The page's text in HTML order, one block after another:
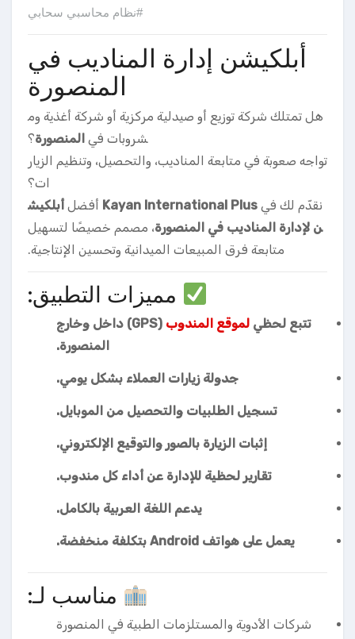
#نظام محاسبي سحابي
أبلكيشن إدارة المناديب في
المنصورة
هل تمتلك شركة توزيع أو صيدلية مركزية أو شركة أغذية وم
شروبات في المنصورة؟
تواجه صعوبة في متابعة المناديب، والتحصيل، وتنظيم الزيار
ات؟
نقدّم لك في Kayan International Plus أفضل أبلكيش
ن لإدارة المناديب في المنصورة، مصمم خصيصًا لتسهيل
متابعة فرق المبيعات الميدانية وتحسين الإنتاجية.
مميزات التطبيق:
تتبع لحظي لموقع المندوب
(GPS) داخل وخارج
المنصورة.
جدولة زيارات العملاء بشكل يومي.
تسجيل الطلبيات والتحصيل من الموبايل.
إثبات الزيارة بالصور والتوقيع الإلكتروني.
تقارير لحظية للإدارة عن أداء كل مندوب.
يدعم اللغة العربية بالكامل.
يعمل على هواتف Android بتكلفة منخفضة.
مناسب لـ:
شركات الأدوية والمستلزمات الطبية في المنصورة